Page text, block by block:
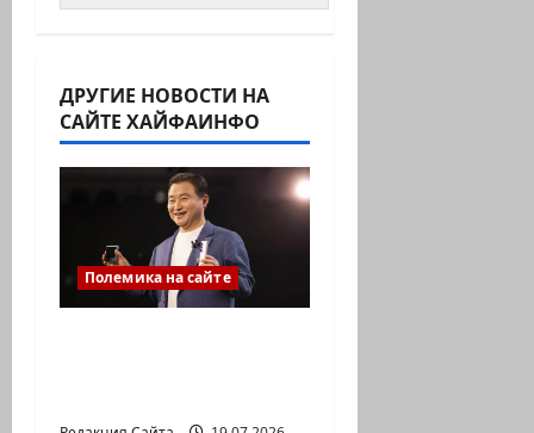
ДРУГИЕ НОВОСТИ НА
САЙТЕ ХАЙФАИНФО
Полемика на сайте